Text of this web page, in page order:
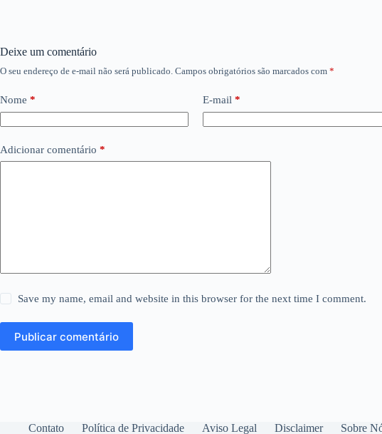
Deixe um comentário
O seu endereço de e-mail não será publicado. Campos obrigatórios são marcados com *
Nome * E-mail *
Adicionar comentário *
Save my name, email and website in this browser for the next time I comment.
Publicar comentário
Contato Política de Privacidade Aviso Legal Disclaimer Sobre